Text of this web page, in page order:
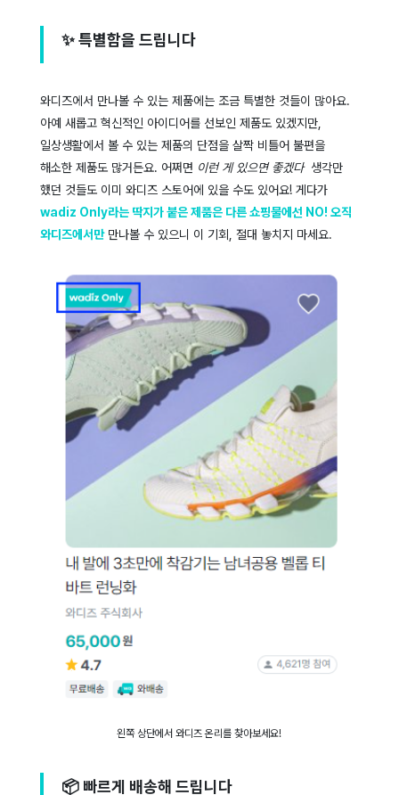
✨ 특별함을 드립니다
와디즈에서 만나볼 수 있는 제품에는 조금 특별한 것들이 많아요.
아예 새롭고 혁신적인 아이디어를 선보인 제품도 있겠지만,
일상생활에서 볼 수 있는 제품의 단점을 살짝 비틀어 불편을
해소한 제품도 많거든요. 어쩌면 이런 게 있으면 좋겠다 생각만
했던 것들도 이미 와디즈 스토어에 있을 수도 있어요! 게다가
wadiz Only라는 딱지가 붙은 제품은 다른 쇼핑물에선 NO! 오직
와디즈에서만만나볼 수 있으니 이 기회, 절대 놓치지 마세요.
왼쪽 상단에서 와디즈 온리를 찾아보세요!
📦 빠르게 배송해 드립니다